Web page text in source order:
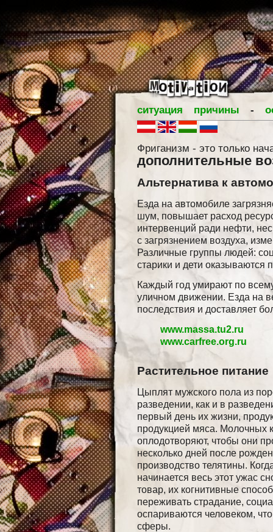
ситуация причины -
Фриганизм - это только
дополнительные
Альтернатива к
Езда на автомобиле
шум, повышает расход
интервенций ради нефти,
с загрязнением воздуха,
Различные группы людей:
старики и дети оказываются
Каждый год умирают по
уличном движении. Езда на
последствия и доставляет
www.massa.tu2.ru
www.carfree.org.ru
Растительное питание
Цыплят мужского пола из
разведении, как и в
первый день их жизни,
продукцией мяса. Молочных
оплодотворяют, чтобы они
несколько дней после
производство телятины.
начинается весь этот ужас
товар, их когнитивные
переживать страдание,
оспариваются человеком,
сферы.